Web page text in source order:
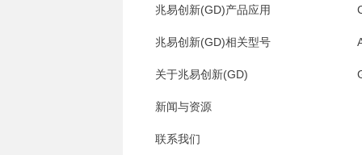
兆易创新(GD)产品应用
兆易创新(GD)相关型号
关于兆易创新(GD)
新闻与资源
联系我们